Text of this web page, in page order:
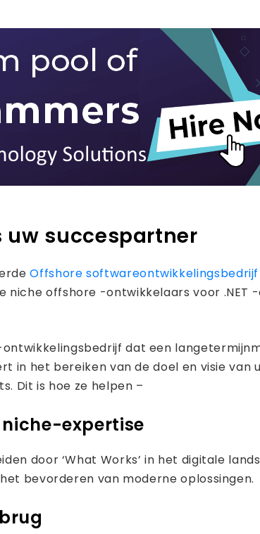
succespartner
Offshore softwareontwikkelingsbedrijf
offshore -ontwikkelaars voor .NET
dat een
in het bereiken van de doel en visie van
Dit is hoe ze helpen –
expertise
door ‘What Works’ in het digitale
bevorderen van moderne oplossingen.